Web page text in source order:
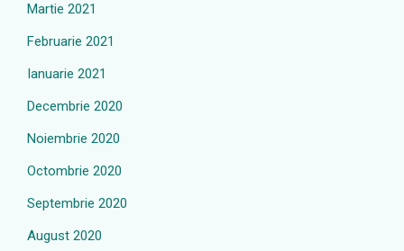
Martie 2021
Februarie 2021
Ianuarie 2021
Decembrie 2020
Noiembrie 2020
Octombrie 2020
Septembrie 2020
August 2020